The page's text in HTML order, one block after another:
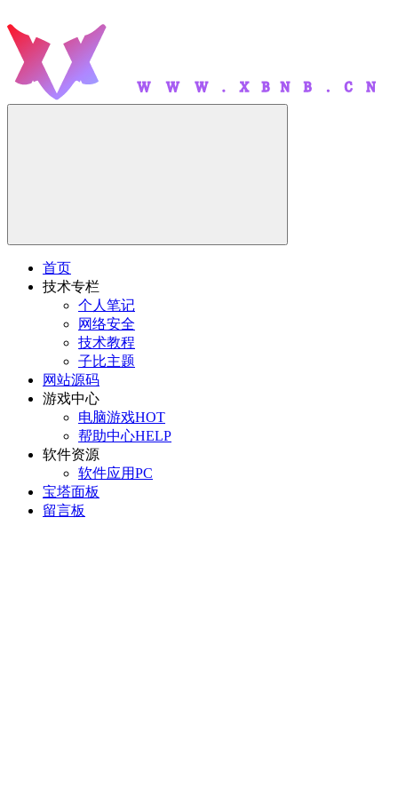
首页
技术专栏
个人笔记
网络安全
技术教程
子比主题
网站源码
游戏中心
电脑游戏HOT
帮助中心HELP
软件资源
软件应用PC
宝塔面板
留言板